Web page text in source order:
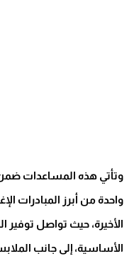
واحدة من أبرز المبادرات
الأخيرة، حيث تواصل توفير
الأساسية، إلى جانب